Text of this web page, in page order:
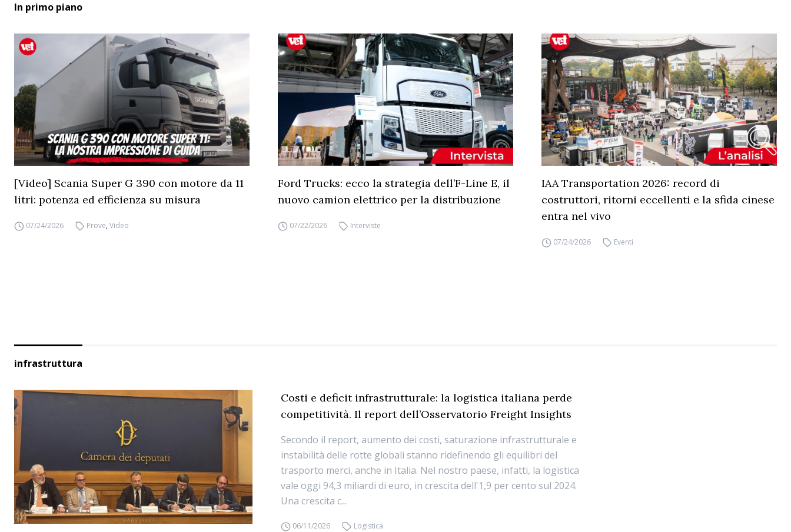
In primo piano
[Video] Scania Super G 390 con motore da 11
litri: potenza ed efficienza su misura
07/24/2026 Prove,Video
Ford Trucks: ecco la strategia dell’F-Line E, il
nuovo camion elettrico per la distribuzione
07/22/2026 Interviste
IAA Transportation 2026: record di
costruttori, ritorni eccellenti e la sfida cinese
entra nel vivo
07/24/2026 Eventi
infrastruttura
Costi e deficit infrastrutturale: la logistica italiana perde
competitività. Il report dell’Osservatorio Freight Insights
Secondo il report, aumento dei costi, saturazione infrastrutturale e
instabilità delle rotte globali stanno ridefinendo gli equilibri del
trasporto merci, anche in Italia. Nel nostro paese, infatti, la logistica
vale oggi 94,3 miliardi di euro, in crescita dell'1,9 per cento sul 2024.
Una crescita c...
06/11/2026 Logistica